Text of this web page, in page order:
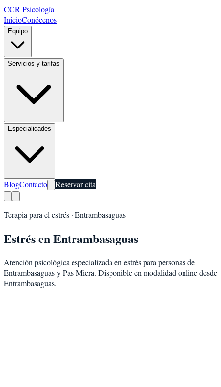
CCR Psicología
InicioConócenos
Equipo
Servicios y tarifas
Especialidades
BlogContacto Reservar cita
Terapia para el estrés · Entrambasaguas
EstrésenEntrambasaguas
Atención psicológica especializada en estréspara personas de
EntrambasaguasyPas-Miera. Disponible en modalidad online desde
Entrambasaguas.